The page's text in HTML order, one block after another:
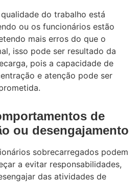
qualidade do trabalho está
ou os funcionários estão
mais erros do que o
isso pode ser resultado da
pois a capacidade de
e atenção pode ser
de
ou desengajamento
sobrecarregados podem
a evitar responsabilidades,
das atividades de